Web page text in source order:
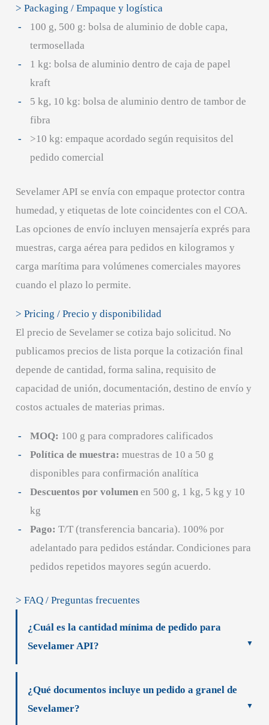
> Packaging / Empaque y logística
100 g, 500 g: bolsa de aluminio de doble capa,
termosellada
1 kg: bolsa de aluminio dentro de caja de papel
kraft
5 kg, 10 kg: bolsa de aluminio dentro de tambor de
fibra
>10 kg: empaque acordado según requisitos del
pedido comercial
Sevelamer API se envía con empaque protector contra
humedad, y etiquetas de lote coincidentes con el COA.
Las opciones de envío incluyen mensajería exprés para
muestras, carga aérea para pedidos en kilogramos y
carga marítima para volúmenes comerciales mayores
cuando el plazo lo permite.
> Pricing / Precio y disponibilidad
El precio de Sevelamer se cotiza bajo solicitud. No
publicamos precios de lista porque la cotización final
depende de cantidad, forma salina, requisito de
capacidad de unión, documentación, destino de envío y
costos actuales de materias primas.
MOQ: 100 g para compradores calificados
Política de muestra: muestras de 10 a 50 g
disponibles para confirmación analítica
Descuentos por volumenen 500 g, 1 kg, 5 kg y 10
kg
Pago: T/T (transferencia bancaria). 100% por
adelantado para pedidos estándar. Condiciones para
pedidos repetidos mayores según acuerdo.
> FAQ / Preguntas frecuentes
¿Cuál es la cantidad mínima de pedido para
Sevelamer API?
¿Qué documentos incluye un pedido a granel de
Sevelamer?